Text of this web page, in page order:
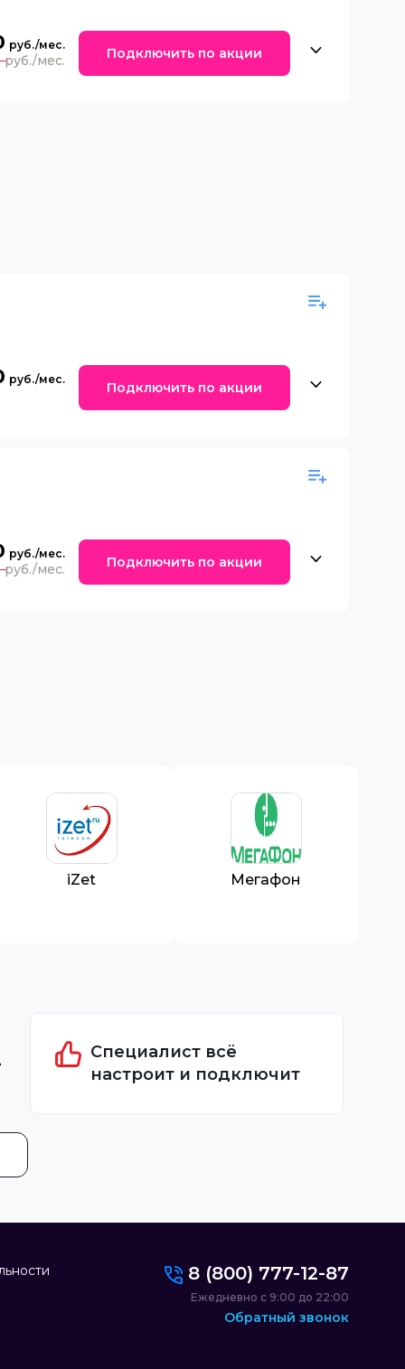
Подключить по акции
Подключить по акции
Подключить по акции
iZet Мегафон
Специалист всё
настроит и подключит
8 (800) 777-12-87
Ежедневно с 9:00 до 22:00
Обратный звонок